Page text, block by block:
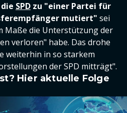
die SPD zu "einer Partei für
mutiert" sei
Maße die Unterstützung der
verloren" habe. Das drohe
weiterhin in so starkem
der SPD mitträgt".
Hier aktuelle Folge